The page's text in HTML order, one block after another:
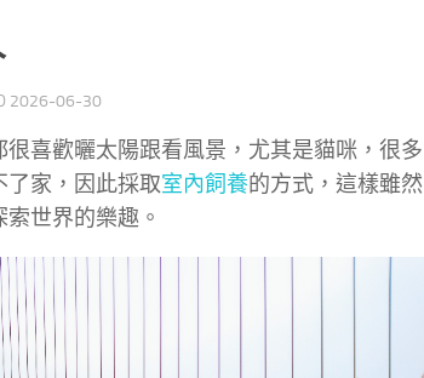
2026-06-30
喜歡曬太陽跟看風景，尤其是貓咪，很多
家，因此採取室內飼養的方式，這樣雖然
世界的樂趣。